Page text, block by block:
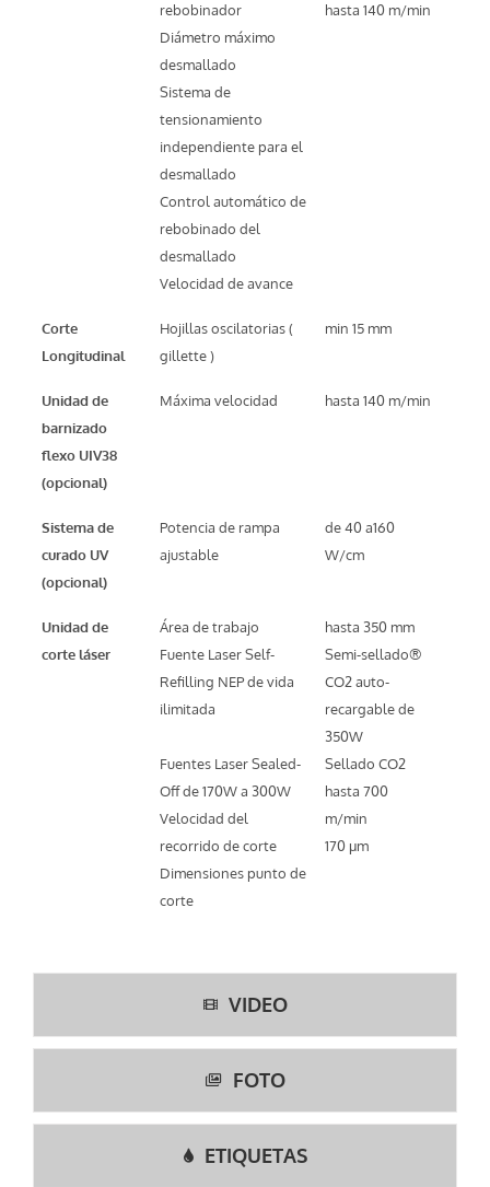
rebobinador
Diámetro máximo
desmallado
Sistema de
tensionamiento
independiente para el
desmallado
Control automático de
rebobinado del
desmallado
Velocidad de avance
hasta 140 m/min
Corte
Longitudinal
Hojillas oscilatorias (
gillette )
min 15 mm
Unidad de
barnizado
flexo UIV38
(opcional)
Máxima velocidad hasta 140 m/min
Sistema de
curado UV
(opcional)
Potencia de rampa
ajustable
de 40 a160
W/cm
Unidad de
corte láser
Área de trabajo
Fuente Laser Self-
Refilling NEP de vida
ilimitada
Fuentes Laser Sealed-
Off de 170W a 300W
Velocidad del
recorrido de corte
Dimensiones punto de
corte
hasta 350 mm
Semi-sellado®
CO2 auto-
recargable de
350W
Sellado CO2
hasta 700
m/min
170 μm
VIDEO
FOTO
ETIQUETAS